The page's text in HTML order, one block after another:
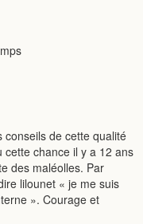
de cette qualité
cette chance il y a 12 ans
des maléolles. Par
lilounet « je me suis
». Courage et